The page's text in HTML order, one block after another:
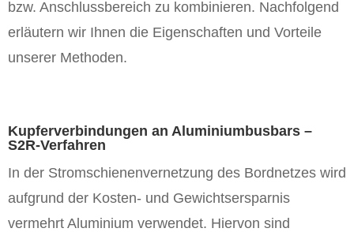
bzw. Anschlussbereich zu kombinieren. Nachfolgend
erläutern wir Ihnen die Eigenschaften und Vorteile
unserer Methoden.
Kupferverbindungen an Aluminiumbusbars –
S2R-Verfahren
In der Stromschienenvernetzung des Bordnetzes wird
aufgrund der Kosten- und Gewichtsersparnis
vermehrt Aluminium verwendet. Hiervon sind